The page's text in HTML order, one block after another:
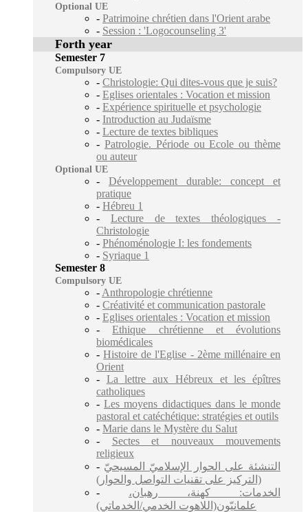
Optional UE
- Patrimoine chrétien dans l'Orient arabe
- Session : 'Logocounseling 3'
Forth year
Semester 7
Compulsory UE
- Christologie: Qui dites-vous que je suis?
- Eglises orientales : Vocation et mission
- Expérience spirituelle et psychologie
- Introduction au Judaïsme
- Lecture de textes bibliques
- Patrologie. Période ou Ecole ou thème
ou auteur
Optional UE
- Développement durable: concept et
pratique
- Hébreu 1
- Lecture de textes théologiques -
Christologie
- Phénoménologie I: les fondements
- Syriaque 1
Semester 8
Compulsory UE
- Anthropologie chrétienne
- Créativité et communication pastorale
- Eglises orientales : Vocation et mission
-Ethique chrétienne et évolutions
biomédicales
-Histoire de l'Eglise - 2ème millénaire en
Orient
- La lettre aux Hébreux et les épîtres
catholiques
-Les moyens didactiques dans le monde
pastoral et catéchétique: stratégies et outils
- Marie dans le Mystère du Salut
- Sectes et nouveaux mouvements
religieux
- التنشئة على الحوار الإسلاميّ المسيحيّ
(التركيز على تقنيات التواصل والحوار)
-
الخدمات: كهنة، رهبان،
علمانيّون(اللاهوت الخدمي/الخدماتي)